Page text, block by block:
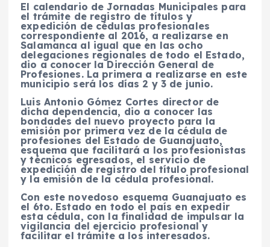
El calendario de Jornadas Municipales para
el trámite de registro de títulos y
expedición de cédulas profesionales
correspondiente al 2016, a realizarse en
Salamanca al igual que en las ocho
delegaciones regionales de todo el Estado,
dio a conocer la Dirección General de
Profesiones. La primera a realizarse en este
municipio será los días 2 y 3 de junio.
Luis Antonio Gómez Cortes director de
dicha dependencia, dio a conocer las
bondades del nuevo proyecto para la
emisión por primera vez de la cédula de
profesiones del Estado de Guanajuato,
esquema que facilitará a los profesionistas
y técnicos egresados, el servicio de
expedición de registro del título profesional
y la emisión de la cédula profesional.
Con este novedoso esquema Guanajuato es
el 6to. Estado en todo el país en expedir
esta cédula, con la finalidad de impulsar la
vigilancia del ejercicio profesional y
facilitar el trámite a los interesados.